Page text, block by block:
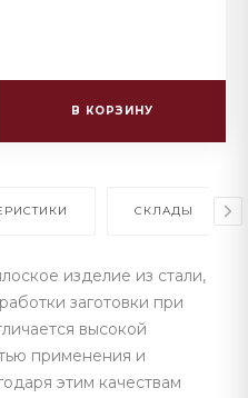
В КОРЗИНУ
СКЛАДЫ
изделие из стали,
заготовки при
высокой
применения и
этим качествам